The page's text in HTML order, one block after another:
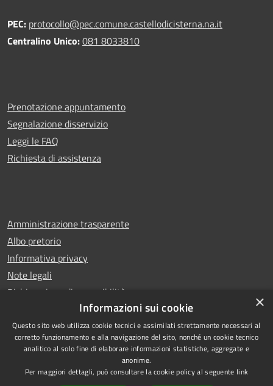
PEC: protocollo@pec.comune.castellodicisterna.na.it
Centralino Unico:081 8033810
Prenotazione appuntamento
Segnalazione disservizio
Leggi le FAQ
Richiesta di assistenza
Amministrazione trasparente
Albo pretorio
Informativa privacy
Note legali
Dichiarazione di accessibilità
RSS
Accessibilità
Copyright © 2026 • Comune di
Castello di Cisterna • Powered
×
Informazioni sui cookie
Questo sito web utilizza cookie tecnici e assimilati strettamente necessari al
corretto funzionamento e alla navigazione del sito, nonché un cookie tecnico
analitico al solo fine di elaborare informazioni statistiche, aggregate e
anonime.
Per maggiori dettagli, può consultare la cookie policy al seguente link